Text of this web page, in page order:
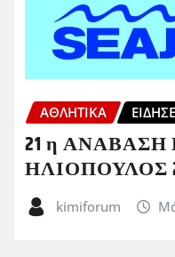
ΑΘΛΗΤΙΚΑ
21 η
ΗΛΙΟΠΟΥΛΟΣ
kimiforum